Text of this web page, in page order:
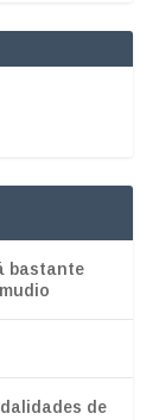
bastante
de